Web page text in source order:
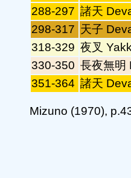
288-297 諸天
298-317 天子
318-329 夜叉
330-350 長夜無明
351-364 諸天
Mizuno (1970),